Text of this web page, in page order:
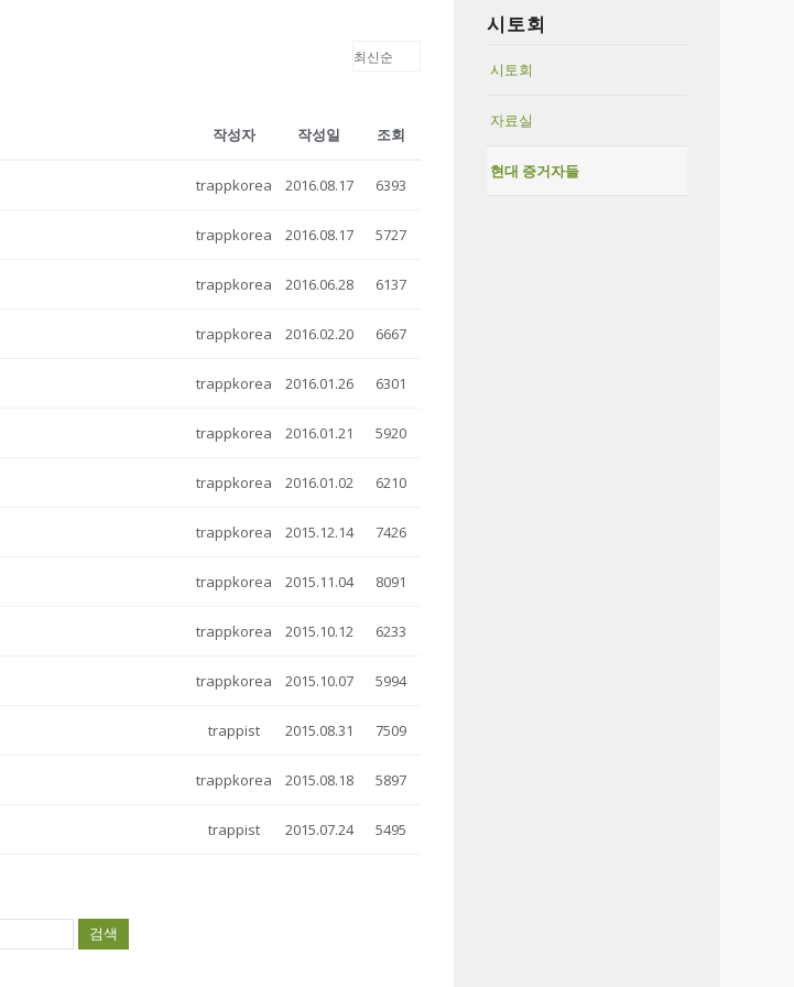
작성자 작성일 조회
trappkorea 2016.08.17 6393
trappkorea 2016.08.17 5727
trappkorea 2016.06.28 6137
trappkorea 2016.02.20 6667
trappkorea 2016.01.26 6301
trappkorea 2016.01.21 5920
trappkorea 2016.01.02 6210
trappkorea 2015.12.14 7426
trappkorea 2015.11.04 8091
trappkorea 2015.10.12 6233
trappkorea 2015.10.07 5994
trappist 2015.08.31 7509
trappkorea 2015.08.18 5897
trappist 2015.07.24 5495
검색
시토회
시토회
자료실
현대 증거자들